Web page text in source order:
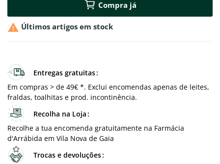
Compra já
 Últimos artigos em stock
Entregas gratuitas
Em compras > de 49€ *. Exclui encomendas apenas de leites,
fraldas, toalhitas e prod. incontinência.
Recolha na Loja
Recolhe a tua encomenda gratuitamente na Farmácia
d'Arrábida em Vila Nova de Gaia
Trocas e devoluções